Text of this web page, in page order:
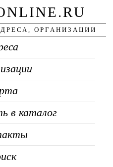
ОРГАНИЗАЦИИ
в каталог